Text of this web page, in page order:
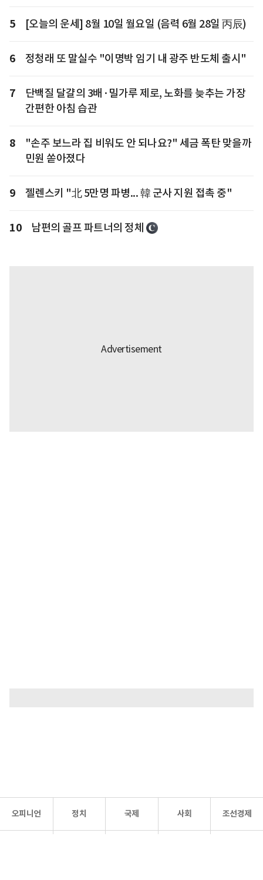
5 [오늘의 운세] 8월 10일 월요일 (음력 6월 28일 丙辰)
6 정청래 또 말실수 "이명박 임기 내 광주 반도체 출시"
7
단백질 달걀의 3배·밀가루 제로, 노화를 늦추는 가장
간편한 아침 습관
8
"손주 보느라 집 비워도 안 되나요?" 세금 폭탄 맞을까
민원 쏟아졌다
9 젤렌스키 "北 5만명 파병... 韓 군사 지원 접촉 중"
10 남편의 골프 파트너의 정체
오피니언 정치 국제 사회 조선경제